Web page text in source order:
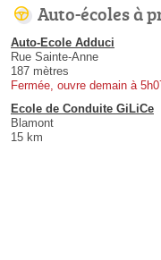
Auto-écoles à
Auto-Ecole Adduci
Rue Sainte-Anne
187 mètres
Fermée, ouvre demain à
Ecole de Conduite GiLiCe
Blamont
15 km